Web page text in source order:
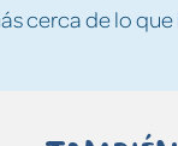
cerca de lo